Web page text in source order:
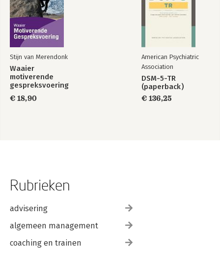
Stijn van Merendonk
Waaier
motiverende
gespreksvoering
€ 18,90
American Psychiatric
Association
DSM-5-TR
(paperback)
€ 136,25
Rubrieken
advisering
algemeen management
coaching en trainen